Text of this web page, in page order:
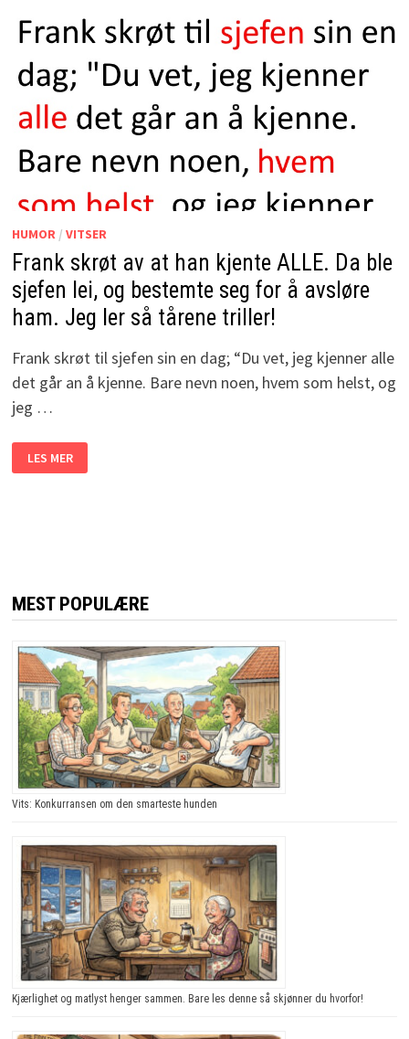
HUMOR/ VITSER
Frank skrøt av at han kjente ALLE. Da ble
sjefen lei, og bestemte seg for å avsløre
ham. Jeg ler så tårene triller!
Frank skrøt til sjefen sin en dag; “Du vet, jeg kjenner alle
det går an å kjenne. Bare nevn noen, hvem som helst, og
jeg …
SKRØT
AV
BESTEMTE
SEG
AVSLØRE
HAM.
JEG
LER
SÅ
TÅRENE
TRILLER!
LES MER
MEST POPULÆRE
Vits: Konkurransen om den smarteste hunden
Kjærlighet og matlyst henger sammen. Bare les denne så skjønner du hvorfor!